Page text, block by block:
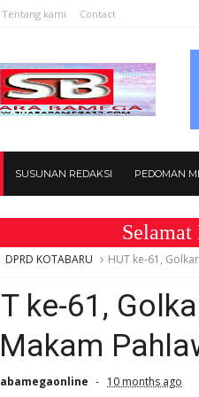
Tentang kami Contact
SUSUNAN REDAKSI PEDOMAN
Selamat
DPRD KOTABARU HUT ke-61,
ke-61,
10 months ago